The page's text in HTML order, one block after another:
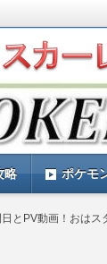
め『
オレット)の
略 ポケモ
とPV動画！おはス